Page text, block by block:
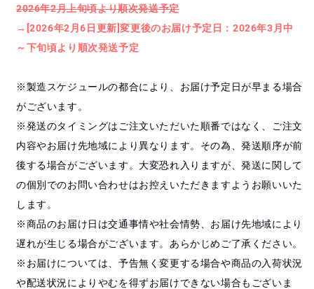
2026年2月上旬頃より順次発送予定
→[2026年2月6日更新]変更後のお届け予定日：2026年3月中
～下旬頃より順次発送予定
※製造スケジュールの都合により、お届け予定日が早まる場合
がございます。
※発送のタイミングはご注文いただいた順番ではなく、ご注文
内容やお届け先地域により異なります。その為、発送順序が前
後する場合がございます。大変恐れ入りますが、発送に関して
の個別でのお問い合わせはお控えいただきますようお願いいた
します。
※商品のお届け日は交通事情や社会情勢、お届け先地域により
遅れが生じる場合がございます。あらかじめご了承ください。
※お届けについては、予告無く変更する場合や商品の入荷状況
や配送状況によりやむを得ずお届けできない場合もございま